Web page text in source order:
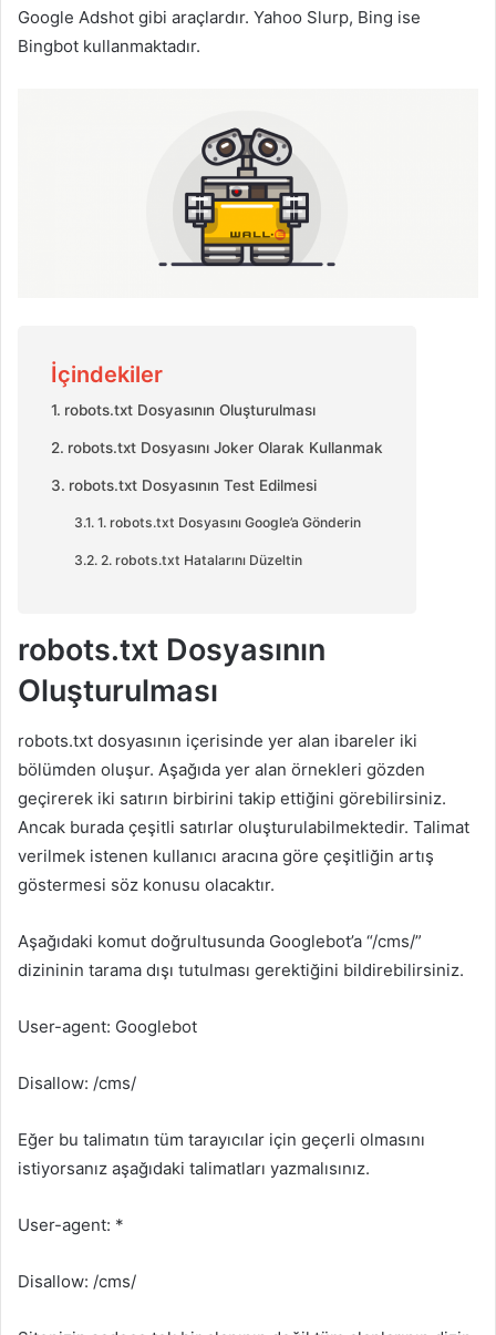
Google Adshot gibi araçlardır. Yahoo Slurp, Bing ise
Bingbot kullanmaktadır.
İçindekiler
robots.txt Dosyasının Oluşturulması
robots.txt Dosyasını Joker Olarak Kullanmak
robots.txt Dosyasının Test Edilmesi
1. robots.txt Dosyasını Google’a Gönderin
2. robots.txt Hatalarını Düzeltin
robots.txt Dosyasının
Oluşturulması
robots.txt dosyasının içerisinde yer alan ibareler iki
bölümden oluşur. Aşağıda yer alan örnekleri gözden
geçirerek iki satırın birbirini takip ettiğini görebilirsiniz.
Ancak burada çeşitli satırlar oluşturulabilmektedir. Talimat
verilmek istenen kullanıcı aracına göre çeşitliğin artış
göstermesi söz konusu olacaktır.
Aşağıdaki komut doğrultusunda Googlebot’a “/cms/”
dizininin tarama dışı tutulması gerektiğini bildirebilirsiniz.
User-agent: Googlebot
Disallow: /cms/
Eğer bu talimatın tüm tarayıcılar için geçerli olmasını
istiyorsanız aşağıdaki talimatları yazmalısınız.
User-agent: *
Disallow: /cms/